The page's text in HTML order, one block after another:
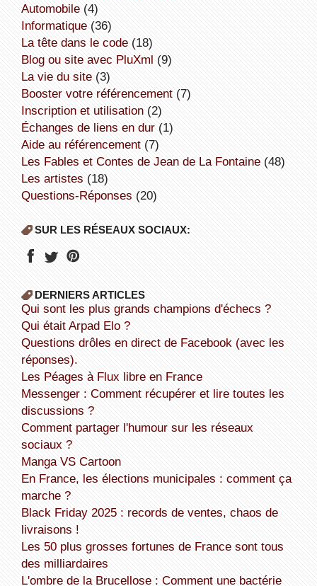
Automobile(4)
informatique(36)
la tête dans le code(18)
Blog ou site avec PluXml (9)
la vie du site(3)
booster votre référencement(7)
inscription et utilisation(2)
échanges de liens en dur(1)
aide au référencement(7)
Les Fables et Contes de Jean de La Fontaine(48)
Les artistes (18)
Questions-Réponses (20)
SUR LES RÉSEAUX SOCIAUX:
DERNIERS ARTICLES
Qui sont les plus grands champions d'échecs ?
Qui était Arpad Elo ?
Questions drôles en direct de Facebook (avec les
réponses).
Les Péages à Flux libre en France
Messenger : Comment récupérer et lire toutes les
discussions ?
Comment partager l'humour sur les réseaux
sociaux ?
Manga VS Cartoon
En France, les élections municipales : comment ça
marche ?
Black Friday 2025 : records de ventes, chaos de
livraisons !
Les 50 plus grosses fortunes de France sont tous
des milliardaires
L'ombre de la Brucellose : Comment une bactérie